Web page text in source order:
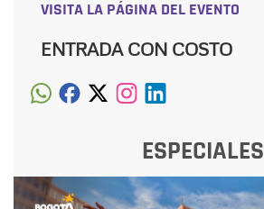
VISITA LA PÁGINA DEL EVENTO
ENTRADA CON COSTO
ESPECIALES